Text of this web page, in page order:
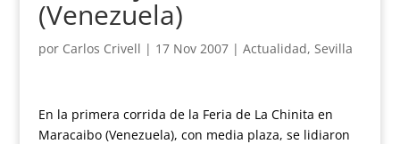
(Venezuela)
por Carlos Crivell | 17 Nov 2007| Actualidad, Sevilla
En la primera corrida de la Feria de La Chinita en
Maracaibo (Venezuela), con media plaza, se lidiaron